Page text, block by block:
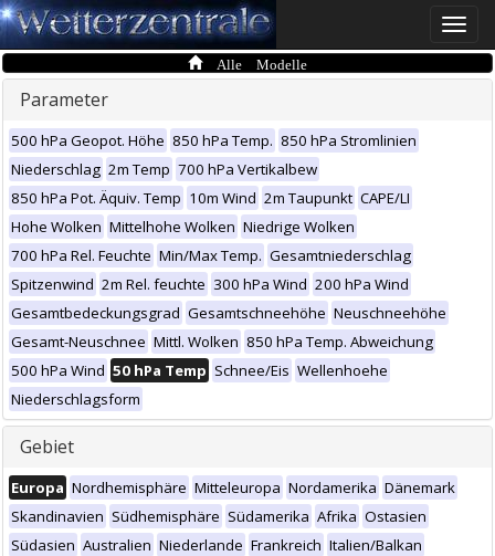
Toggle
Alle Modelle
Parameter
500 hPa Geopot. Höhe 850 hPa Temp. 850 hPa Stromlinien
Niederschlag 2m Temp 700 hPa Vertikalbew
850 hPa Pot. Äquiv. Temp 10m Wind 2m Taupunkt CAPE/LI
Hohe Wolken Mittelhohe Wolken Niedrige Wolken
700 hPa Rel. Feuchte Min/Max Temp. Gesamtniederschlag
Spitzenwind 2m Rel. feuchte 300 hPa Wind 200 hPa Wind
Gesamtbedeckungsgrad Gesamtschneehöhe Neuschneehöhe
Gesamt-Neuschnee Mittl. Wolken 850 hPa Temp. Abweichung
500 hPa Wind 50 hPa Temp Schnee/Eis Wellenhoehe
Niederschlagsform
Gebiet
Europa Nordhemisphäre Mitteleuropa Nordamerika Dänemark
Skandinavien Südhemisphäre Südamerika Afrika Ostasien
Südasien Australien Niederlande Frankreich Italien/Balkan